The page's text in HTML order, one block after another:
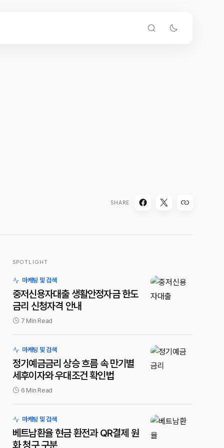
SHARE
SPOTLIGHT
마케팅 및 검색
중저신용자대출 생활안정자금 한도
금리 신청자격 안내
7 Min Read
마케팅 및 검색
정기예금금리 상승 흐름 속 만기별
세후이자와 우대조건 확인법
6 Min Read
마케팅 및 검색
베트남환율 현금 환전과 QR결제 원
화 청구 구분